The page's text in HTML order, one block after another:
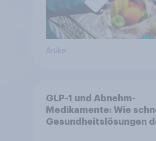
Artikel
GLP-1 und Abnehm-
Medikamente: Wie
Gesundheitslösungen